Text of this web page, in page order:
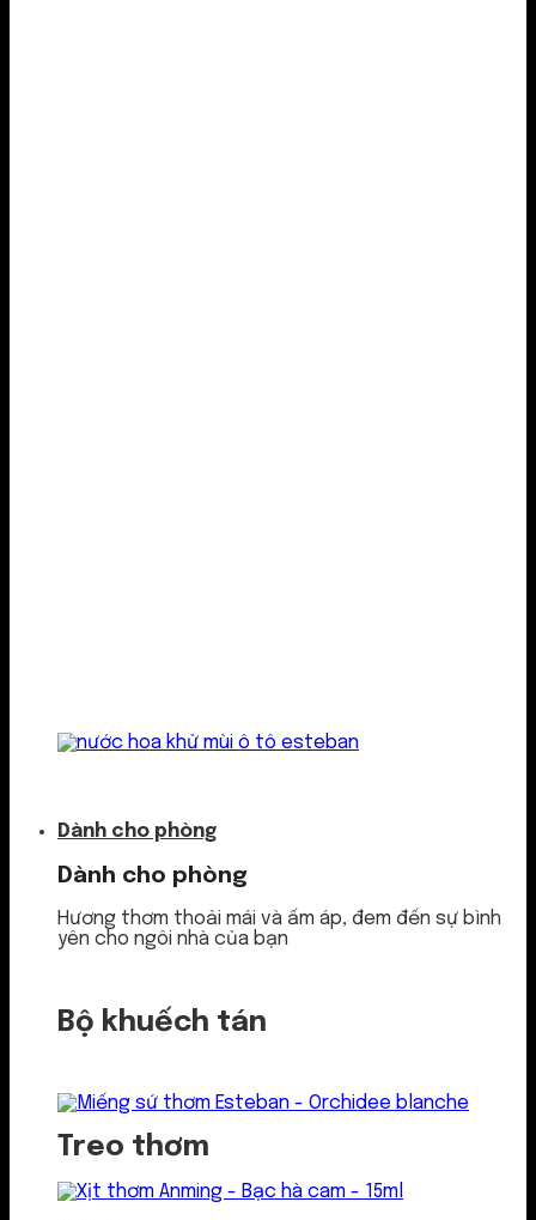
Dành cho phòng
Dành cho phòng
Hương thơm thoải mái và ấm áp, đem đến sự bình
yên cho ngôi nhà của bạn
Bộ khuếch tán
Treo thơm